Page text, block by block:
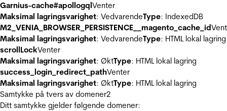
Garnius-cache#apollogqlVenter
Maksimal lagringsvarighet: VedvarendeType: IndexedDB
M2_VENIA_BROWSER_PERSISTENCE__magento_cache_id
Maksimal lagringsvarighet: VedvarendeType: HTML lokal lagring
scrollLockVenter
Maksimal lagringsvarighet: ØktType: HTML lokal lagring
success_login_redirect_pathVenter
Maksimal lagringsvarighet: ØktType: HTML lokal lagring
Samtykke på tvers av domener2
Ditt samtykke gjelder følgende domener: